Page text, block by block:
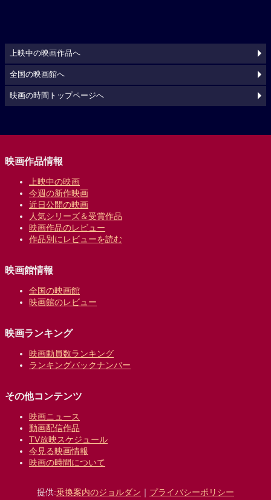
上映中の映画作品へ
全国の映画館へ
映画の時間トップページへ
映画作品情報
上映中の映画
今週の新作映画
近日公開の映画
人気シリーズ＆受賞作品
映画作品のレビュー
作品別にレビューを読む
映画館情報
全国の映画館
映画館のレビュー
映画ランキング
映画動員数ランキング
ランキングバックナンバー
その他コンテンツ
映画ニュース
動画配信作品
TV放映スケジュール
今見る映画情報
映画の時間について
提供:乗換案内のジョルダン ｜ プライバシーポリシー